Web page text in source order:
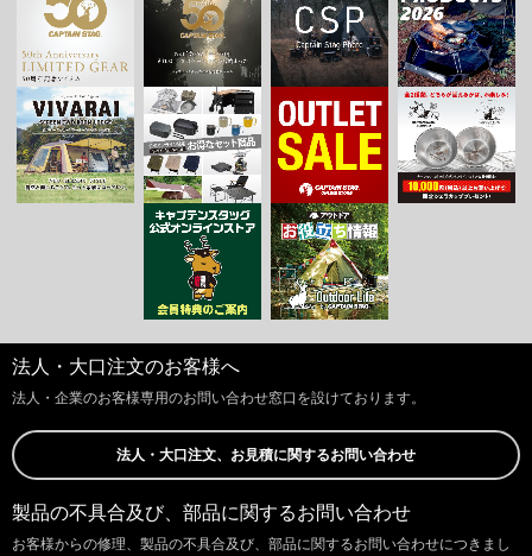
法人・大口注文のお客様へ
法人・企業のお客様専用のお問い合わせ窓口を設けております。
法人・大口注文、お見積に関するお問い合わせ
製品の不具合及び、部品に関するお問い合わせ
お客様からの修理、製品の不具合及び、部品に関するお問い合わせにつきまし